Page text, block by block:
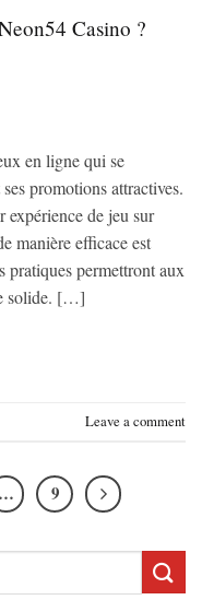
Casino ?
en ligne qui se
promotions attractives.
de jeu sur
manière efficace est
pratiques permettront aux
solide. […]
Leave a comment
… 9